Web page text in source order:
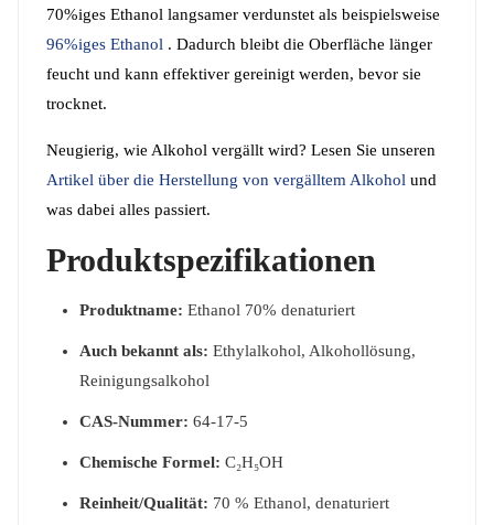
70%iges Ethanol langsamer verdunstet als beispielsweise
96%iges Ethanol . Dadurch bleibt die Oberfläche länger
feucht und kann effektiver gereinigt werden, bevor sie
trocknet.
Neugierig, wie Alkohol vergällt wird? Lesen Sie unseren
Artikel über die Herstellung von vergälltem Alkohol und
was dabei alles passiert.
Produktspezifikationen
Produktname: Ethanol 70% denaturiert
Auch bekannt als: Ethylalkohol, Alkohollösung,
Reinigungsalkohol
CAS-Nummer: 64-17-5
Chemische Formel: C₂H₅OH
Reinheit/Qualität: 70 % Ethanol, denaturiert